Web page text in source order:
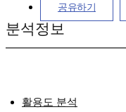
공유하기
분석정보
활용도 분석